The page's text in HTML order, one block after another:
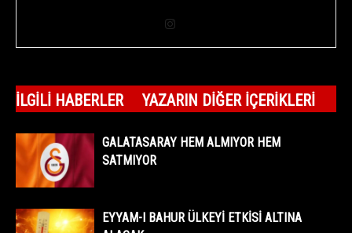
İLGILI HABERLER YAZARIN DIĞER İÇERIKLERI
GALATASARAY HEM ALMIYOR HEM
SATMIYOR
EYYAM-I BAHUR ÜLKEYİ ETKİSİ ALTINA